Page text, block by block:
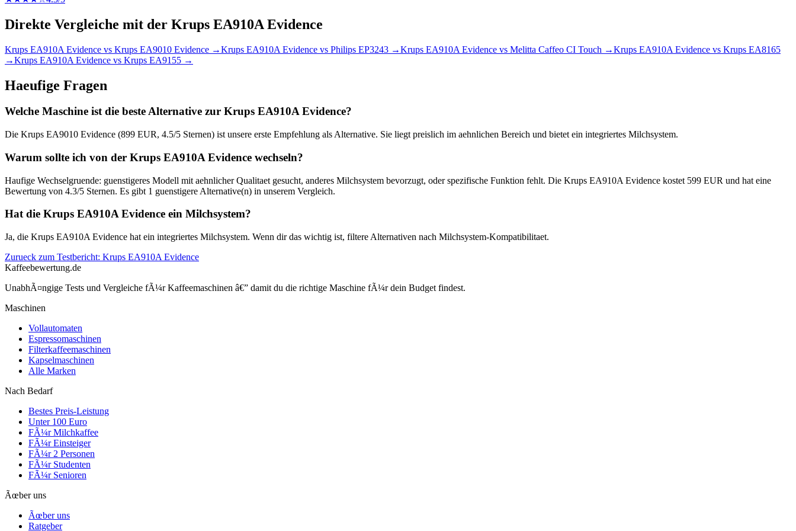
Direkte Vergleiche mit der Krups EA910A Evidence
Krups EA910A Evidence vs Krups EA9010 Evidence →Krups EA910A Evidence vs Philips EP3243 →Krups EA910A Evidence vs Melitta Caffeo CI Touch →Krups EA910A Evidence vs Krups EA8165
→Krups EA910A Evidence vs Krups EA9155 →
Haeufige Fragen
Welche Maschine ist die beste Alternative zur Krups EA910A Evidence?
Die Krups EA9010 Evidence (899 EUR, 4.5/5 Sternen) ist unsere erste Empfehlung als Alternative. Sie liegt preislich im aehnlichen Bereich und bietet ein integriertes Milchsystem.
Warum sollte ich von der Krups EA910A Evidence wechseln?
Haufige Wechselgruende: guenstigeres Modell mit aehnlicher Qualitaet gesucht, anderes Milchsystem bevorzugt, oder spezifische Funktion fehlt. Die Krups EA910A Evidence kostet 599 EUR und hat eine
Bewertung von 4.3/5 Sternen. Es gibt 1 guenstigere Alternative(n) in unserem Vergleich.
Hat die Krups EA910A Evidence ein Milchsystem?
Ja, die Krups EA910A Evidence hat ein integriertes Milchsystem. Wenn dir das wichtig ist, filtere Alternativen nach Milchsystem-Kompatibilitaet.
Zurueck zum Testbericht: Krups EA910A Evidence
Kaffeebewertung.de
UnabhÃ¤ngige Tests und Vergleiche fÃ¼r Kaffeemaschinen â€” damit du die richtige Maschine fÃ¼r dein Budget findest.
Maschinen
Vollautomaten
Espressomaschinen
Filterkaffeemaschinen
Kapselmaschinen
Alle Marken
Nach Bedarf
Bestes Preis-Leistung
Unter 100 Euro
FÃ¼r Milchkaffee
FÃ¼r Einsteiger
FÃ¼r 2 Personen
FÃ¼r Studenten
FÃ¼r Senioren
Ãœber uns
Ãœber uns
Ratgeber